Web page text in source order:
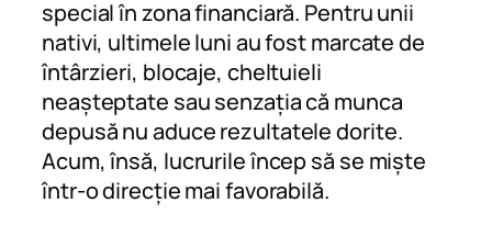
special în zona financiară. Pentru unii
nativi, ultimele luni au fost marcate de
întârzieri, blocaje, cheltuieli
neașteptate sau senzația că munca
depusă nu aduce rezultatele dorite.
Acum, însă, lucrurile încep să se miște
într-o direcție mai favorabilă.